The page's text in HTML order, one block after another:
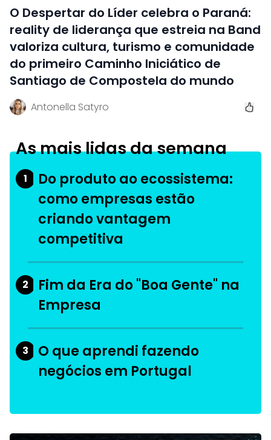
O Despertar do Líder celebra o Paraná:
reality de liderança que estreia na Band
valoriza cultura, turismo e comunidade
do primeiro Caminho Iniciático de
Santiago de Compostela do mundo
Antonella Satyro
As mais lidas da semana
1
Do produto ao ecossistema:
como empresas estão
criando vantagem
competitiva
2
Fim da Era do "Boa Gente" na
Empresa
3
O que aprendi fazendo
negócios em Portugal